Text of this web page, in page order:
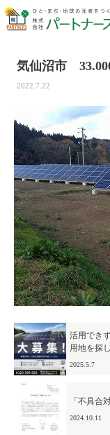
気仙沼市
2022.7.22
活用でき
用地を探
2025.5.7
「不具
2024.10.11
NEWS
住宅
事業
実績
お客様
会社概
社長
会社
CSR
表彰
採用情報